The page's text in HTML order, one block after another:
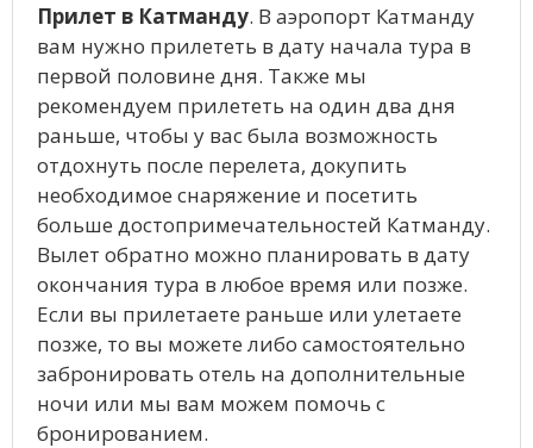
Прилет в Катманду. В аэропорт Катманду
вам нужно прилететь в дату начала тура в
первой половине дня. Также мы
рекомендуем прилететь на один два дня
раньше, чтобы у вас была возможность
отдохнуть после перелета, докупить
необходимое снаряжение и посетить
больше достопримечательностей Катманду.
Вылет обратно можно планировать в дату
окончания тура в любое время или позже.
Если вы прилетаете раньше или улетаете
позже, то вы можете либо самостоятельно
забронировать отель на дополнительные
ночи или мы вам можем помочь с
бронированием.